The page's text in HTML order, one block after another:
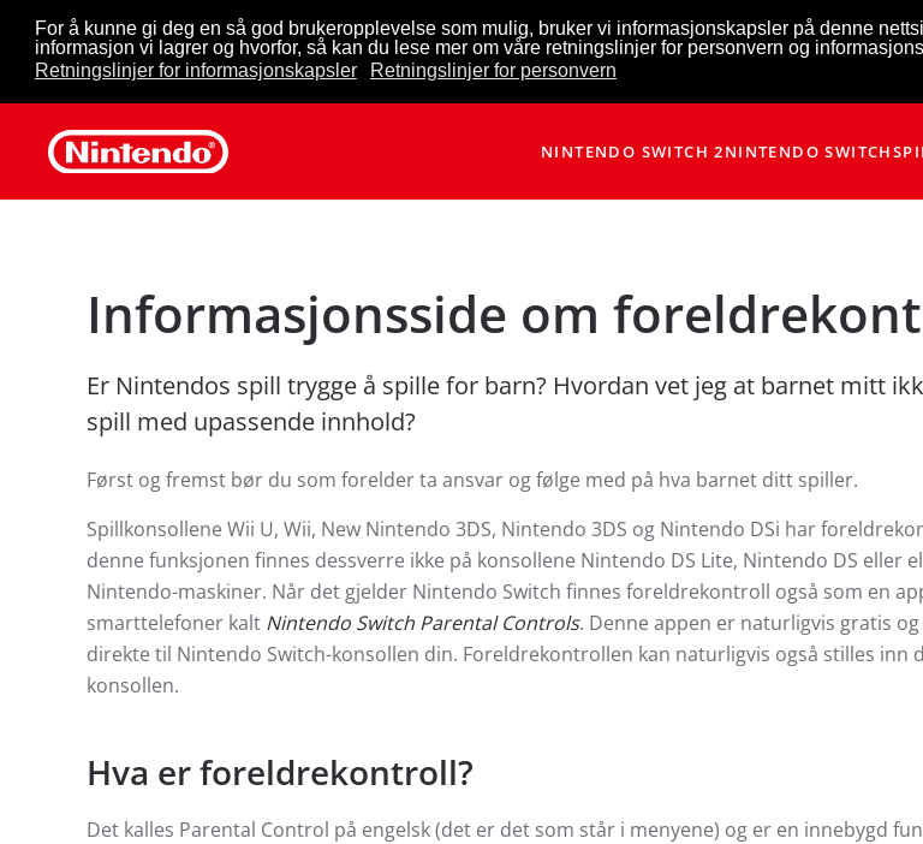
For å kunne gi deg en så god brukeropplevelse som mulig, bruker vi informasjonskapsler på denne
informasjon vi lagrer og hvorfor, så kan du lese mer om våre retningslinjer for personvern og
Retningslinjer for informasjonskapsler
Retningslinjer for personvern
Skip to main content
NINTENDO SWITCH 2NINTENDO SWITCH
Informasjonsside om
Er Nintendos spill trygge å spille for barn? Hvordan vet jeg at barnet mitt
spill med upassende innhold?
Først og fremst bør du som forelder ta ansvar og følge med på hva barnet ditt spiller.
Spillkonsollene Wii U, Wii, New Nintendo 3DS, Nintendo 3DS og Nintendo DSi har
denne funksjonen finnes dessverre ikke på konsollene Nintendo DS Lite, Nintendo DS eller
Nintendo-maskiner. Når det gjelder Nintendo Switch finnes foreldrekontroll også som en
smarttelefoner kalt Nintendo Switch Parental Controls. Denne appen er naturligvis gratis og
direkte til Nintendo Switch-konsollen din. Foreldrekontrollen kan naturligvis også stilles inn
konsollen.
Hva er foreldrekontroll?
Det kalles Parental Control på engelsk (det er det som står i menyene) og er en innebygd